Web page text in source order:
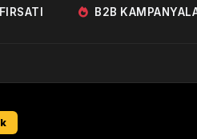
B2B